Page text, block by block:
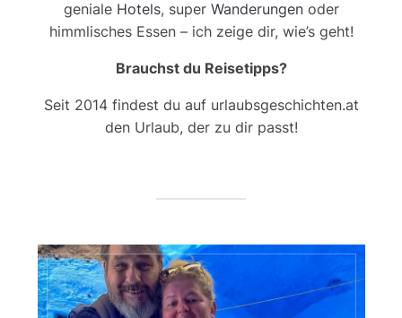
geniale Hotels, super Wanderungenoder
himmlisches Essen – ich zeige dir, wie’s geht!
Brauchst du Reisetipps?
Seit 2014 findest du auf urlaubsgeschichten.at
den Urlaub, der zu dir passt!